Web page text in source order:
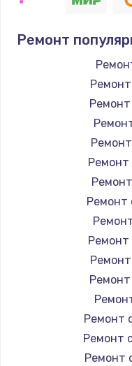
Ремонт
Ремонт
Ремонт
Ремонт
Ремонт
Ремонт
Ремонт